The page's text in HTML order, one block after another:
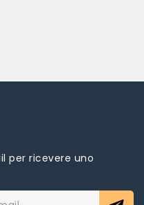
per ricevere uno